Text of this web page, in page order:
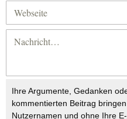
Ihre Argumente, Gedanken
kommentierten Beitrag
Nutzernamen und ohne Ihre